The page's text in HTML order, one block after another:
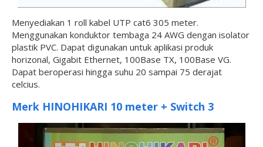
Menyediakan 1 roll kabel UTP cat6 305 meter.
Menggunakan konduktor tembaga 24 AWG dengan isolator
plastik PVC. Dapat digunakan untuk aplikasi produk
horizonal, Gigabit Ethernet, 100Base TX, 100Base VG.
Dapat beroperasi hingga suhu 20 sampai 75 derajat
celcius.
Merk HINOHIKARI 10 meter + Switch 3